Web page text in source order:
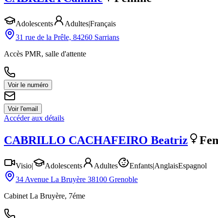
Adolescents Adultes|Français
31 rue de la Prêle, 84260 Sarrians
Accès PMR, salle d'attente
Voir le numéro
Voir l'email
Accéder aux détails
CABRILLO CACHAFEIRO Beatriz
Visio| Adolescents Adultes Enfants|AnglaisEspagnol
34 Avenue La Bruyère 38100 Grenoble
Cabinet La Bruyère, 7éme